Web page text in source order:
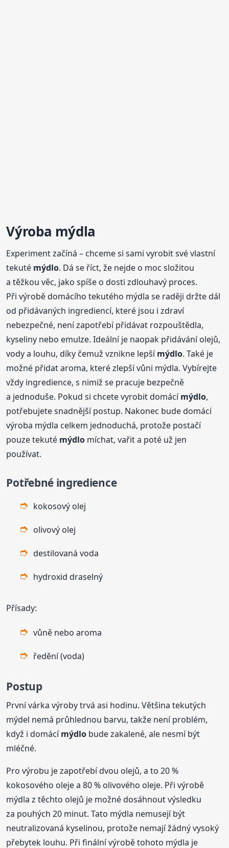
Výroba mýdla
Experiment začíná – chceme si sami vyrobit své vlastní
tekuté mýdlo. Dá se říct, že nejde o moc složitou
a těžkou věc, jako spíše o dosti zdlouhavý proces.
Při výrobě domácího tekutého mýdla se raději držte dál
od přidávaných ingrediencí, které jsou i zdraví
nebezpečné, není zapotřebí přidávat rozpouštědla,
kyseliny nebo emulze. Ideální je naopak přidávání olejů,
vody a louhu, díky čemuž vznikne lepšímýdlo. Také je
možné přidat aroma, které zlepší vůni mýdla. Vybírejte
vždy ingredience, s nimiž se pracuje bezpečně
a jednoduše. Pokud si chcete vyrobit domácímýdlo,
potřebujete snadnější postup. Nakonec bude domácí
výroba mýdla celkem jednoduchá, protože postačí
pouze tekuté mýdlo míchat, vařit a poté už jen
používat.
Potřebné ingredience
kokosový olej
olivový olej
destilovaná voda
hydroxid draselný
Přísady:
vůně nebo aroma
ředění (voda)
Postup
První várka výroby trvá asi hodinu. Většina tekutých
mýdel nemá průhlednou barvu, takže není problém,
když i domácímýdlo bude zakalené, ale nesmí být
mléčné.
Pro výrobu je zapotřebí dvou olejů, a to 20 %
kokosového oleje a 80 % olivového oleje. Při výrobě
mýdla z těchto olejů je možné dosáhnout výsledku
za pouhých 20 minut. Tato mýdla nemusejí být
neutralizovaná kyselinou, protože nemají žádný vysoký
přebytek louhu. Při finální výrobě tohoto mýdla je